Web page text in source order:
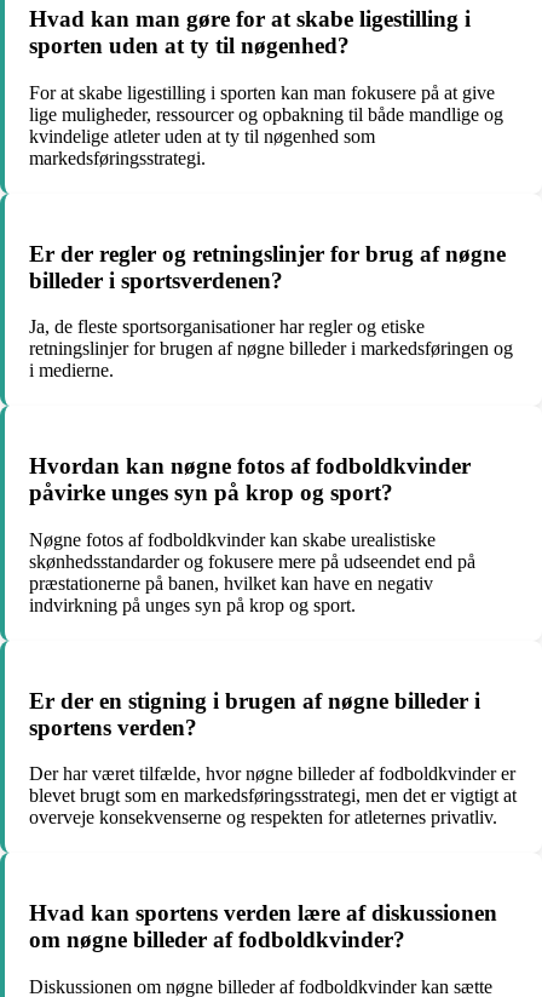
Hvad kan man gøre for at skabe ligestilling i
sporten uden at ty til nøgenhed?
For at skabe ligestilling i sporten kan man fokusere på at give
lige muligheder, ressourcer og opbakning til både mandlige og
kvindelige atleter uden at ty til nøgenhed som
markedsføringsstrategi.
Er der regler og retningslinjer for brug af nøgne
billeder i sportsverdenen?
Ja, de fleste sportsorganisationer har regler og etiske
retningslinjer for brugen af nøgne billeder i markedsføringen og
i medierne.
Hvordan kan nøgne fotos af fodboldkvinder
påvirke unges syn på krop og sport?
Nøgne fotos af fodboldkvinder kan skabe urealistiske
skønhedsstandarder og fokusere mere på udseendet end på
præstationerne på banen, hvilket kan have en negativ
indvirkning på unges syn på krop og sport.
Er der en stigning i brugen af nøgne billeder i
sportens verden?
Der har været tilfælde, hvor nøgne billeder af fodboldkvinder er
blevet brugt som en markedsføringsstrategi, men det er vigtigt at
overveje konsekvenserne og respekten for atleternes privatliv.
Hvad kan sportens verden lære af diskussionen
om nøgne billeder af fodboldkvinder?
Diskussionen om nøgne billeder af fodboldkvinder kan sætte